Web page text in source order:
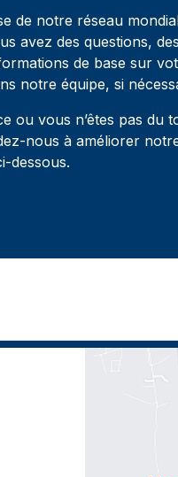
de notre réseau
avez des questions,
de base sur
notre équipe, si
ou vous n’êtes pas du
nous à améliorer
dessous.